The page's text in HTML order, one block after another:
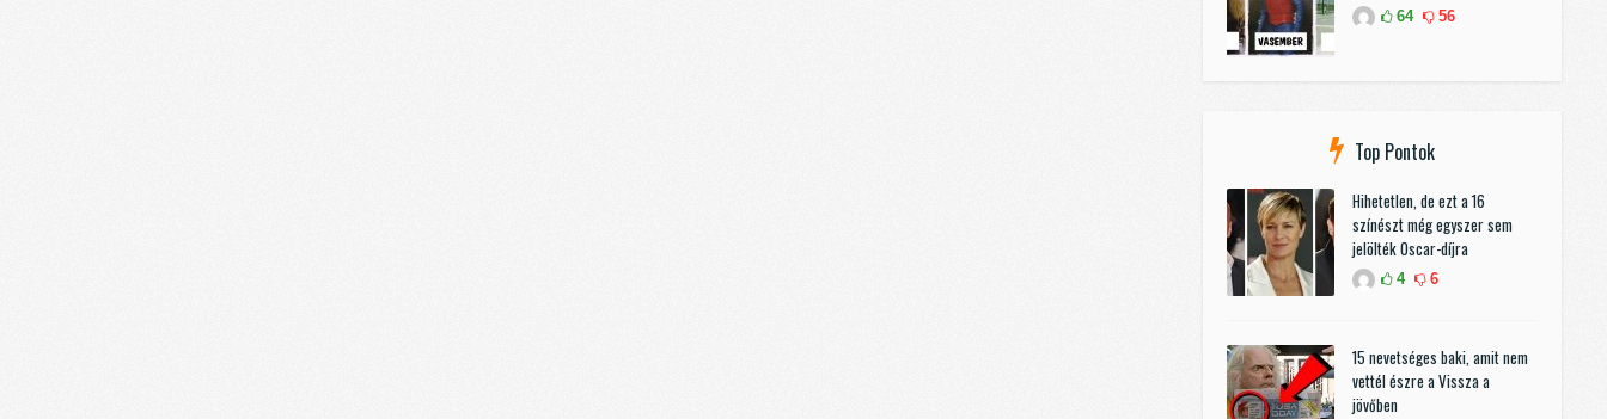
64 56
Top Pontok
Hihetetlen, de ezt a 16
színészt még egyszer sem
jelölték Oscar-díjra
4 6
15 nevetséges baki, amit nem
vettél észre a Vissza a
jövőben